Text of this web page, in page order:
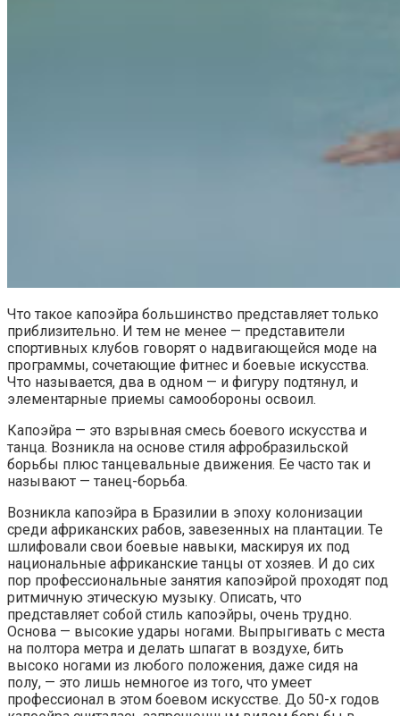
Что такое капоэйра большинство представляет только
приблизительно. И тем не менее — представители
спортивных клубов говорят о надвигающейся моде на
программы, сочетающие фитнес и боевые искусства.
Что называется, два в одном — и фигуру подтянул, и
элементарные приемы самообороны освоил.
Капоэйра — это взрывная смесь боевого искусства и
танца. Возникла на основе стиля афробразильской
борьбы плюс танцевальные движения. Ее часто так и
называют — танец-борьба.
Возникла капоэйра в Бразилии в эпоху колонизации
среди африканских рабов, завезенных на плантации. Те
шлифовали свои боевые навыки, маскируя их под
национальные африканские танцы от хозяев. И до сих
пор профессиональные занятия капоэйрой проходят под
ритмичную этическую музыку. Описать, что
представляет собой стиль капоэйры, очень трудно.
Основа — высокие удары ногами. Выпрыгивать с места
на полтора метра и делать шпагат в воздухе, бить
высоко ногами из любого положения, даже сидя на
полу, — это лишь немногое из того, что умеет
профессионал в этом боевом искусстве. До 50-х годов